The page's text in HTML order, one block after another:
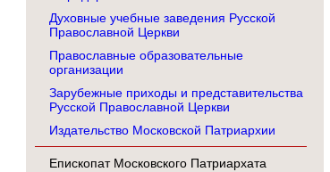
Духовные учебные заведения Русской
Православной Церкви
Православные образовательные
организации
Зарубежные приходы и представительства
Русской Православной Церкви
Издательство Московской Патриархии
Епископат Московского Патриархата